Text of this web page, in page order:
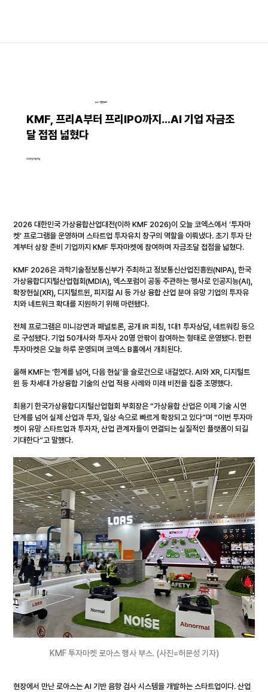
2026년 6월 11일
KMF, 프리A부터 프리IPO까지...AI 기업 자금조
달 접점 넓혔다
뉴스│언론보도
2026 대한민국 가상융합산업대전(이하 KMF 2026)이 오늘 코엑스에서 ‘투자마
켓’ 프로그램을 운영하며 스타트업 투자유치 창구의 역할을 이뤄냈다. 초기 투자 단
계부터 상장 준비 기업까지 KMF 투자마켓에 참여하며 자금조달 접점을 넓혔다.
KMF 2026은 과학기술정보통신부가 주최하고 정보통신산업진흥원(NIPA), 한국
가상융합디지털산업협회(MDIA), 엑스포럼이 공동 주관하는 행사로 인공지능(AI),
확장현실(XR), 디지털트윈, 피지컬 AI 등 가상 융합 산업 분야 유망 기업의 투자유
치와 네트워크 확대를 지원하기 위해 마련됐다.
전체 프로그램은 미니강연과 패널토론, 공개 IR 피칭, 1대1 투자상담, 네트워킹 등으
로 구성됐다. 기업 50개사와 투자사 20명 안팎이 참여하는 형태로 운영됐다. 한편
투자마켓은 오늘 하루 운영되며 코엑스 B홀에서 개최된다.
올해 KMF는 ‘한계를 넘어, 다음 현실’을 슬로건으로 내걸었다. AI와 XR, 디지털트
윈 등 차세대 가상융합 기술의 산업 적용 사례와 미래 비전을 집중 조명했다.
최용기 한국가상융합디지털산업협회 부회장은 “가상융합 산업은 이제 기술 시연
단계를 넘어 실제 산업과 투자, 일상 속으로 빠르게 확장되고 있다”며 “이번 투자마
켓이 유망 스타트업과 투자자, 산업 관계자들이 연결되는 실질적인 플랫폼이 되길
기대한다”고 말했다.
KMF 투자마켓 로아스 행사 부스. (사진=허문성 기자)
현장에서 만난 로아스는 AI 기반 음향 검사 시스템을 개발하는 스타트업이다. 산업